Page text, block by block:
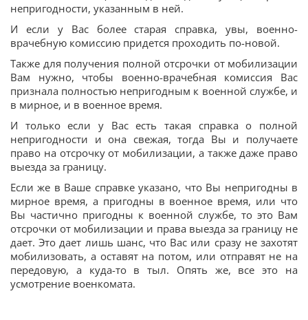
непригодности, указанным в ней.
И если у Вас более старая справка, увы, военно-
врачебную комиссию придется проходить по-новой.
Также для получения полной отсрочки от мобилизации
Вам нужно, чтобы военно-врачебная комиссия Вас
признала полностью непригодным к военной службе, и
в мирное, и в военное время.
И только если у Вас есть такая справка о полной
непригодности и она свежая, тогда Вы и получаете
право на отсрочку от мобилизации, а также даже право
выезда за границу.
Если же в Ваше справке указано, что Вы непригодны в
мирное время, а пригодны в военное время, или что
Вы частично пригодны к военной службе, то это Вам
отсрочки от мобилизации и права выезда за границу не
дает. Это дает лишь шанс, что Вас или сразу не захотят
мобилизовать, а оставят на потом, или отправят не на
передовую, а куда-то в тыл. Опять же, все это на
усмотрение военкомата.